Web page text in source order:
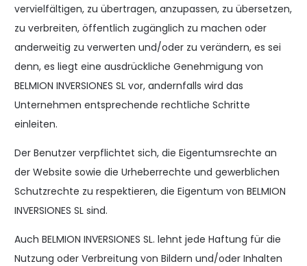
vervielfältigen, zu übertragen, anzupassen, zu übersetzen,
zu verbreiten, öffentlich zugänglich zu machen oder
anderweitig zu verwerten und/oder zu verändern, es sei
denn, es liegt eine ausdrückliche Genehmigung von
BELMION INVERSIONES SL vor, andernfalls wird das
Unternehmen entsprechende rechtliche Schritte
einleiten.
Der Benutzer verpflichtet sich, die Eigentumsrechte an
der Website sowie die Urheberrechte und gewerblichen
Schutzrechte zu respektieren, die Eigentum von BELMION
INVERSIONES SL sind.
Auch BELMION INVERSIONES SL. lehnt jede Haftung für die
Nutzung oder Verbreitung von Bildern und/oder Inhalten